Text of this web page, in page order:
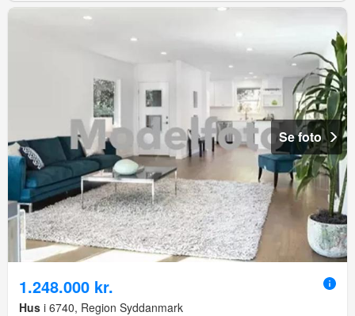
Se foto
1.248.000 kr.
Hus i 6740, Region Syddanmark